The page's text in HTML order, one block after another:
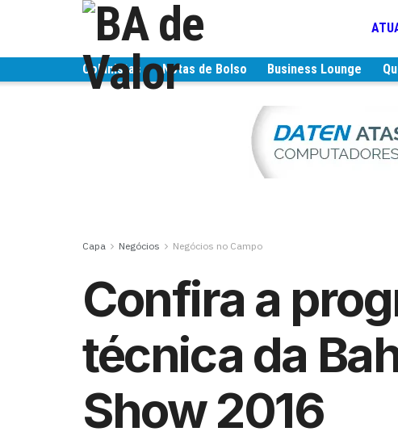
Colunistas Notas de Bolso Business Lounge
Capa Negócios Negócios no Campo
Confira a
técnica da
Show 2016